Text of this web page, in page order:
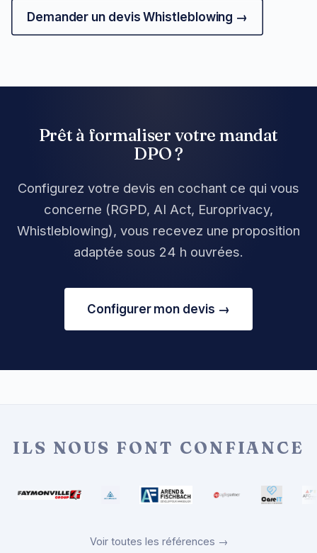
Demander un devis Whistleblowing →
Prêt à formaliser votre mandat
DPO ?
Configurez votre devis en cochant ce qui vous
concerne (RGPD, AI Act, Europrivacy,
Whistleblowing), vous recevez une proposition
adaptée sous 24 h ouvrées.
Configurer mon devis →
ILS NOUS FONT CONFIANCE
Voir toutes les références →